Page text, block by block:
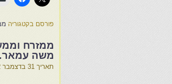
פורסם בקטגוריה
ממזרח
משה עמאר.
תאריך 31 בדצמבר 2012